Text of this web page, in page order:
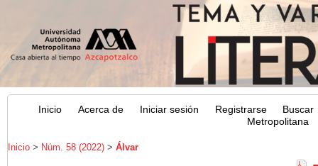
Inicio Acerca de Iniciar sesión Registrarse
Buscar
Metropolitana
Inicio> Núm. 58 (2022)> Álvar